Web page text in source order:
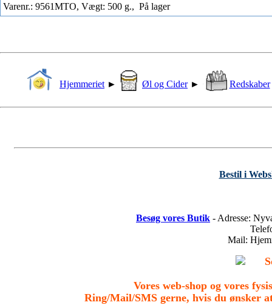
Varenr.: 9561MTO, Vægt: 500 g., På lager
Hjemmeriet ► Øl og Cider ► Redskaber
Bestil i
Besøg vores Butik - Adresse:
Mail:
Vores web-shop og vores
Ring/Mail/SMS gerne, hvis du ønsker